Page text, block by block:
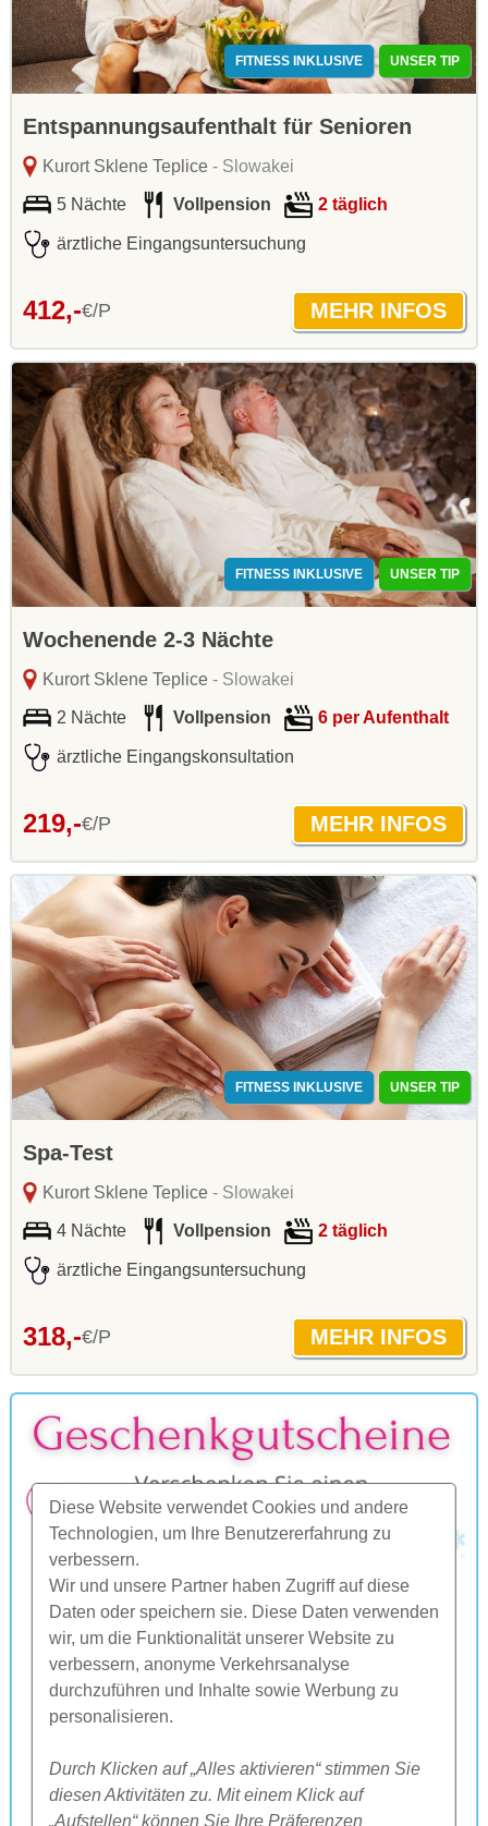
Diese Website verwendet Cookies und andere
Technologien, um Ihre Benutzererfahrung zu
verbessern.
Wir und unsere Partner haben Zugriff auf diese
Daten oder speichern sie. Diese Daten verwenden
wir, um die Funktionalität unserer Website zu
verbessern, anonyme Verkehrsanalyse
durchzuführen und Inhalte sowie Werbung zu
personalisieren.
Durch Klicken auf „Alles aktivieren“ stimmen Sie
diesen Aktivitäten zu. Mit einem Klick auf
„Aufstellen“ können Sie Ihre Präferenzen
FITNESS INKLUSIVE UNSER TIP
Entspannungsaufenthalt für Senioren
Kurort Sklene Teplice- Slowakei
5 Nächte Vollpension 2 täglich
ärztliche Eingangsuntersuchung
412,-€/P
FITNESS INKLUSIVE UNSER TIP
Wochenende 2-3 Nächte
Kurort Sklene Teplice- Slowakei
2 Nächte Vollpension 6 per Aufenthalt
ärztliche Eingangskonsultation
219,-€/P
FITNESS INKLUSIVE UNSER TIP
Spa-Test
Kurort Sklene Teplice- Slowakei
4 Nächte Vollpension 2 täglich
ärztliche Eingangsuntersuchung
318,-€/P